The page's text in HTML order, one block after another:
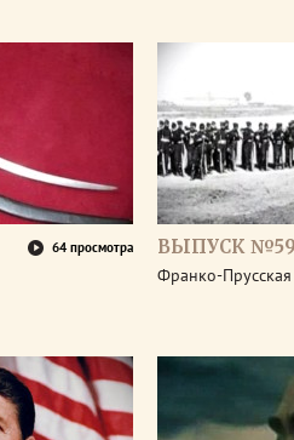
64 просмотра ВЫПУСК
Франко-